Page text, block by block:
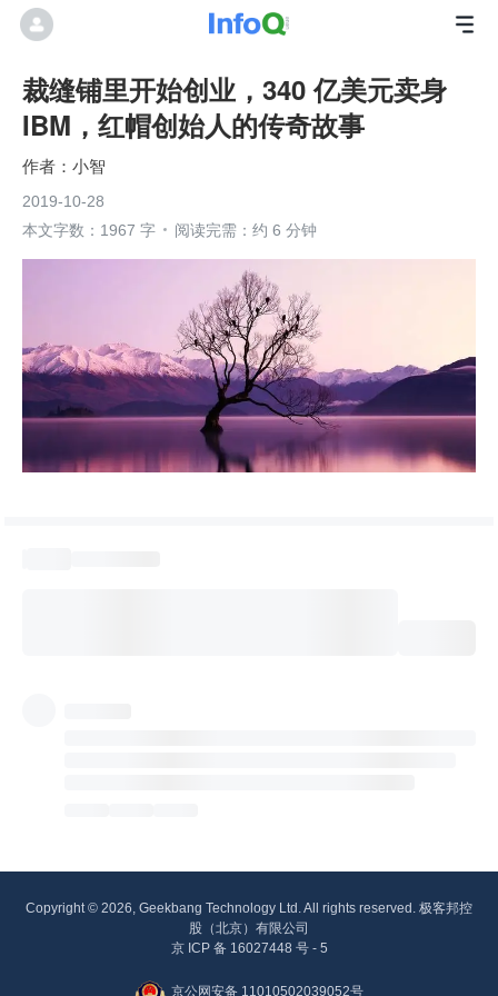
裁缝铺里开始创业，340 亿美元卖身
IBM，红帽创始人的传奇故事
小智
2019-10-28
本文字数：1967 字
阅读完需：约 6 分钟
Copyright © 2026, Geekbang Technology Ltd. All rights reserved. 极客邦控
股（北京）有限公司
京 ICP 备 16027448 号 - 5
京公网安备 11010502039052号